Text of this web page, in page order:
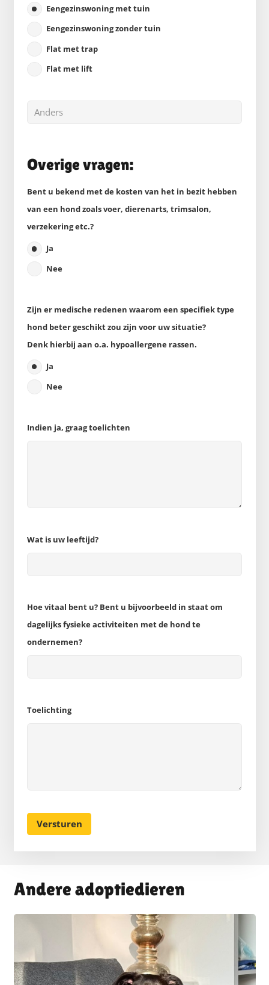
Eengezinswoning met tuin
Eengezinswoning zonder tuin
Flat met trap
Flat met lift
Overige vragen:
Bent u bekend met de kosten van het in bezit hebben
van een hond zoals voer, dierenarts, trimsalon,
verzekering etc.?
Ja
Nee
Zijn er medische redenen waarom een specifiek type
hond beter geschikt zou zijn voor uw situatie?
Denk hierbij aan o.a. hypoallergene rassen.
Ja
Nee
Indien ja, graag toelichten
Wat is uw leeftijd?
Hoe vitaal bent u? Bent u bijvoorbeeld in staat om
dagelijks fysieke activiteiten met de hond te
ondernemen?
Toelichting
Andere adoptiedieren